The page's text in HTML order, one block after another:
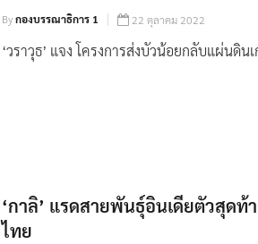
Byกองบรรณาธิการ 1 22 ตุลาคม 2022
‘วราวุธ’ แจง โครงการส่งบัวน้อยกลับแผ่นดิน
‘กาลิ’ แรดสายพันธุ์อินเดียตัวสุดท้
ไทย